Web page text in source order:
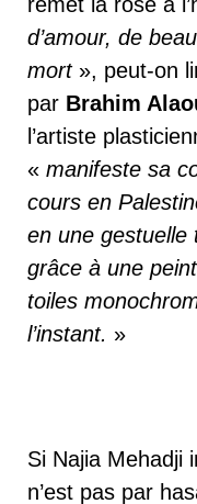
d’amour, de
mort », peut-on
par Brahim
l’artiste
«manifeste sa
cours en
en une gestuelle
grâce à une
toiles
l’instant. »
Si Najia Mehadji
n’est pas par